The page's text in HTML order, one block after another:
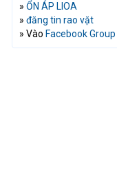
» ỔN ÁP LIOA
» đăng tin rao vặt
» Vào Facebook Group